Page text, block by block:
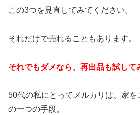
この3つを見直してみてください。
それだけで売れることもあります。
それでもダメなら、再出品も試して
50代の私にとってメルカリは、家
の一つの手段。